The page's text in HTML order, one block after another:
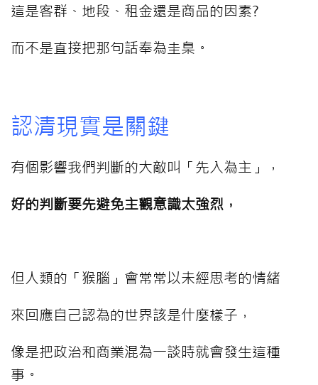
這是客群、地段、租金還是商品的因素?
而不是直接把那句話奉為圭臬。
認清現實是關鍵
有個影響我們判斷的大敵叫「先入為主」，
好的判斷要先避免主觀意識太強烈，
但人類的「猴腦」會常常以未經思考的情緒
來回應自己認為的世界該是什麼樣子，
像是把政治和商業混為一談時就會發生這種
事。